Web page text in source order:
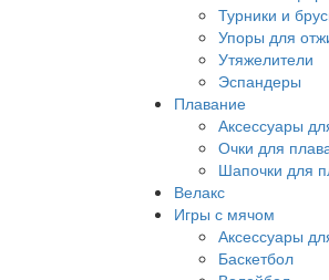
Турники и
Упоры для
Утяжелители
Эспандеры
Плавание
Аксессуары
Очки для
Шапочки для
Велакс
Игры с мячом
Аксессуары
Баскетбол